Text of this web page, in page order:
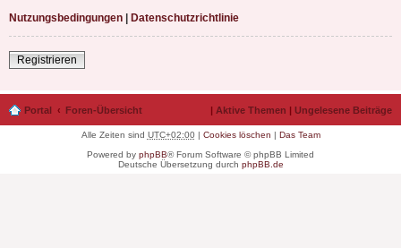
Nutzungsbedingungen | Datenschutzrichtlinie
Registrieren
Portal Foren-Übersicht | Aktive Themen | Ungelesene Beiträge
Alle Zeiten sind UTC+02:00| Cookies löschen | Das Team
Powered by phpBB® Forum Software © phpBB Limited
Deutsche Übersetzung durch phpBB.de